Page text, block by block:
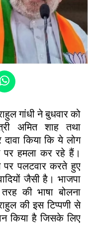
गांधी ने बुधवार को
अमित शाह तथा
किया कि ये लोग
पर हमला कर रहे हैं।
पर पलटवार करते हुए
जैसी है। भाजपा
की भाषा बोलना
की इस टिप्पणी से
किया है जिसके लिए